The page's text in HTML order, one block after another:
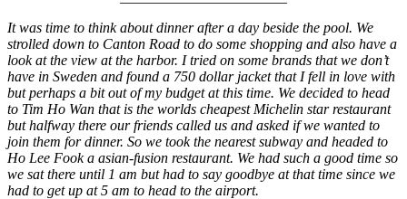
It was time to think about dinner after a day beside the pool. We
strolled down to Canton Road to do some shopping and also have a
look at the view at the harbor. I tried on some brands that we don’t
have in Sweden and found a 750 dollar jacket that I fell in love with
but perhaps a bit out of my budget at this time. We decided to head
to Tim Ho Wan that is the worlds cheapest Michelin star restaurant
but halfway there our friends called us and asked if we wanted to
join them for dinner. So we took the nearest subway and headed to
Ho Lee Fook a asian-fusion restaurant. We had such a good time so
we sat there until 1 am but had to say goodbye at that time since we
had to get up at 5 am to head to the airport.